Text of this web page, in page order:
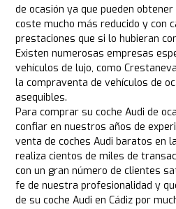
de ocasión ya que pueden
coste mucho más reducido y con
prestaciones que si lo hubieran
Existen numerosas empresas
vehículos de lujo, como
la compraventa de vehículos de
asequibles.
Para comprar su coche Audi de
confiar en nuestros años de
venta de coches Audi baratos en
realiza cientos de miles de
con un gran número de clientes
fe de nuestra profesionalidad y
de su coche Audi en Cádiz por